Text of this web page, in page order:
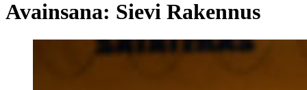
Avainsana: Sievi Rakennus